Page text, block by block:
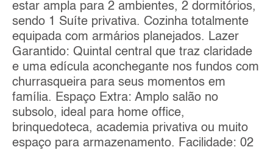
estar ampla para 2 ambientes, 2 dormitórios,
sendo 1 Suíte privativa. Cozinha totalmente
equipada com armários planejados. Lazer
Garantido: Quintal central que traz claridade
e uma edícula aconchegante nos fundos com
churrasqueira para seus momentos em
família. Espaço Extra: Amplo salão no
subsolo, ideal para home office,
brinquedoteca, academia privativa ou muito
espaço para armazenamento. Facilidade: 02